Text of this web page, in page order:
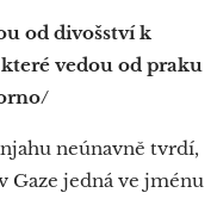
od divošství k
vedou od praku
neúnavně tvrdí,
Gaze jedná ve jménu